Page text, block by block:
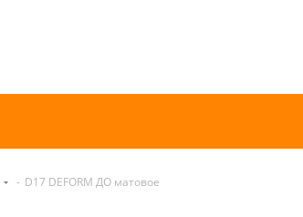
- D17 DEFORM ДО матовое